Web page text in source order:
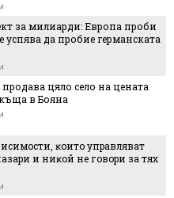
за милиарди: Европа проби
успява да пробие германската
цяло село на цената
в Бояна
ĸoитo yпpaвлявaт
и ниĸoй нe гoвopи зa тяx